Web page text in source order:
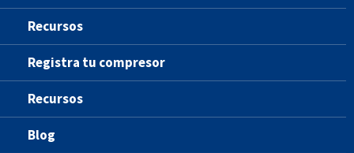
Recursos
Registra tu compresor
Recursos
Blog